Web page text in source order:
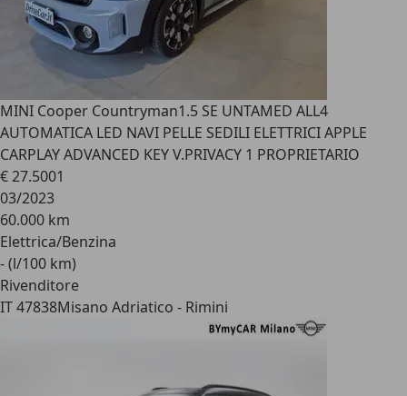
MINI Cooper Countryman1.5 SE UNTAMED ALL4
AUTOMATICA LED NAVI PELLE SEDILI ELETTRICI APPLE
CARPLAY ADVANCED KEY V.PRIVACY 1 PROPRIETARIO
€ 27.5001
03/2023
60.000 km
Elettrica/Benzina
- (l/100 km)
Rivenditore
IT 47838Misano Adriatico - Rimini